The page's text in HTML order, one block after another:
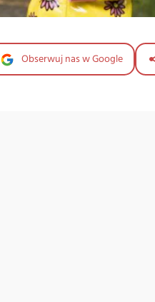
Obserwuj nas w Google